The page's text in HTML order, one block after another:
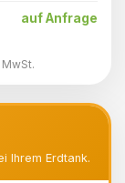
auf Anfrage
Ihrem Erdtank.